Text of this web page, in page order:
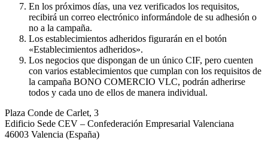
En los próximos días, una vez verificados los requisitos,
recibirá un correo electrónico informándole de su adhesión o
no a la campaña.
Los establecimientos adheridos figurarán en el botón
«Establecimientos adheridos».
Los negocios que dispongan de un único CIF, pero cuenten
con varios establecimientos que cumplan con los requisitos de
la campaña BONO COMERCIO VLC, podrán adherirse
todos y cada uno de ellos de manera individual.
Plaza Conde de Carlet, 3
Edificio Sede CEV – Confederación Empresarial Valenciana
46003 Valencia (España)